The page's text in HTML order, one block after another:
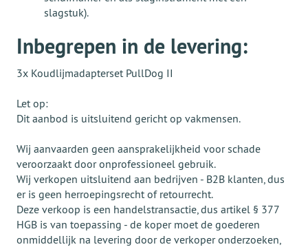
slagstuk).
Inbegrepen in de levering:
3x Koudlijmadapterset PullDog II
Let op:
Dit aanbod is uitsluitend gericht op vakmensen.
Wij aanvaarden geen aansprakelijkheid voor schade
veroorzaakt door onprofessioneel gebruik.
Wij verkopen uitsluitend aan bedrijven - B2B klanten, dus
er is geen herroepingsrecht of retourrecht.
Deze verkoop is een handelstransactie, dus artikel § 377
HGB is van toepassing - de koper moet de goederen
onmiddellijk na levering door de verkoper onderzoeken,